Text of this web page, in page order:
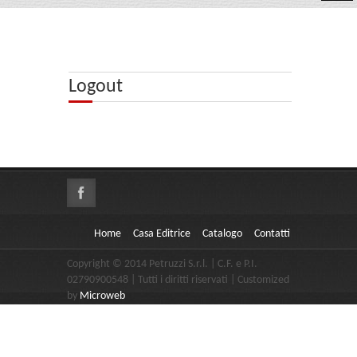
Logout
Home Casa Editrice Catalogo Contatti
Copyright © 2014 Petruzzi S.r.l. | C.F. e P.I.
02790900548 | Tutti i diritti riservati | Customized
by Microweb